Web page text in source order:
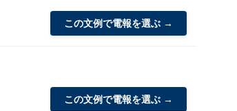
この文例で電報を選ぶ →
この文例で電報を選ぶ →